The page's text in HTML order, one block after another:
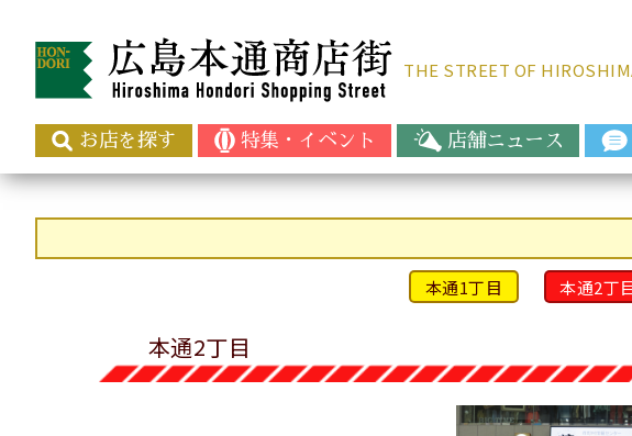
THE STREET OF
お店を探す 特集・イベント 店舗ニュース
本通1丁目 本通2丁
本通2丁目